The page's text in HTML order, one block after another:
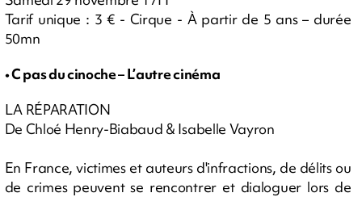
Tarif unique : 3 € - Cirque - À partir de 5 ans – durée
50mn
• C pas du cinoche – L’autre cinéma
LA RÉPARATION
De Chloé Henry-Biabaud & Isabelle Vayron
En France, victimes et auteurs d'infractions, de délits ou
de crimes peuvent se rencontrer et dialoguer lors de